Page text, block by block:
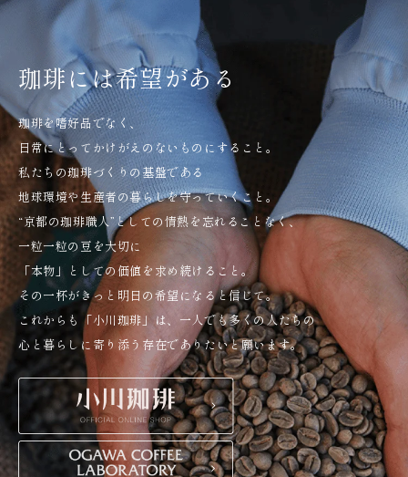
珈琲には希望がある
珈琲を嗜好品でなく、
日常にとってかけがえのないものにすること。
私たちの珈琲づくりの基盤である
地球環境や生産者の暮らしを守っていくこと。
“京都の珈琲職人”としての情熱を忘れることなく、
一粒一粒の豆を大切に
「本物」としての価値を求め続けること。
その一杯がきっと明日の希望になると信じて。
これからも「小川珈琲」は、一人でも多くの人たちの
心と暮らしに寄り添う存在でありたいと願います。